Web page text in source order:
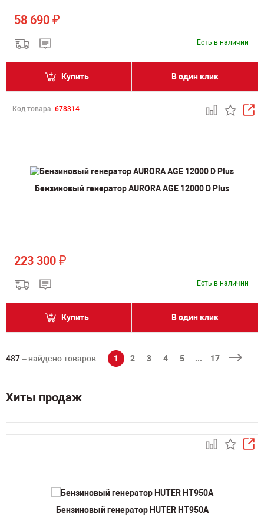
58 690 ₽
Есть в наличии
Купить В один клик
Код товара: 678314
Бензиновый генератор AURORA AGE 12000 D Plus
223 300 ₽
Есть в наличии
Купить В один клик
487– найдено товаров 1 2 3 4 5 ... 17
Хиты продаж
Бензиновый генератор HUTER HT950A